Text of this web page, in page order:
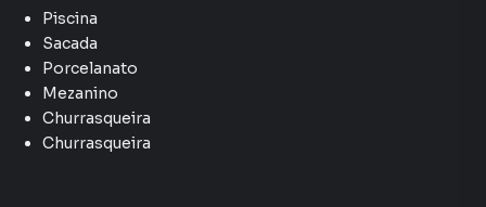
Piscina
Sacada
Porcelanato
Mezanino
Churrasqueira
Churrasqueira